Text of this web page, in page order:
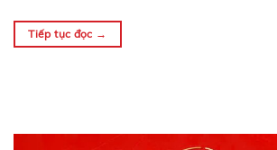
Tiếp tục đọc →